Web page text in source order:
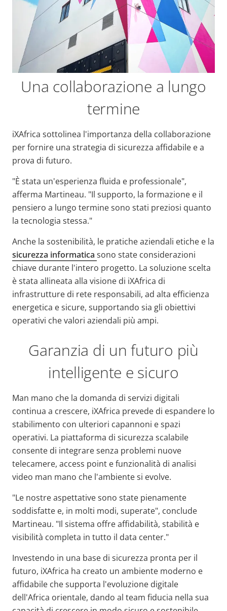
Una collaborazione a lungo
termine
iXAfrica sottolinea l'importanza della collaborazione
per fornire una strategia di sicurezza affidabile e a
prova di futuro.
"È stata un'esperienza fluida e professionale",
afferma Martineau. "Il supporto, la formazione e il
pensiero a lungo termine sono stati preziosi quanto
la tecnologia stessa."
Anche la sostenibilità, le pratiche aziendali etiche e la
sicurezza informatica sono state considerazioni
chiave durante l'intero progetto. La soluzione scelta
è stata allineata alla visione di iXAfrica di
infrastrutture di rete responsabili, ad alta efficienza
energetica e sicure, supportando sia gli obiettivi
operativi che valori aziendali più ampi.
Garanzia di un futuro più
intelligente e sicuro
Man mano che la domanda di servizi digitali
continua a crescere, iXAfrica prevede di espandere lo
stabilimento con ulteriori capannoni e spazi
operativi. La piattaforma di sicurezza scalabile
consente di integrare senza problemi nuove
telecamere, access point e funzionalità di analisi
video man mano che l'ambiente si evolve.
"Le nostre aspettative sono state pienamente
soddisfatte e, in molti modi, superate", conclude
Martineau. "Il sistema offre affidabilità, stabilità e
visibilità completa in tutto il data center."
Investendo in una base di sicurezza pronta per il
futuro, iXAfrica ha creato un ambiente moderno e
affidabile che supporta l'evoluzione digitale
dell'Africa orientale, dando al team fiducia nella sua